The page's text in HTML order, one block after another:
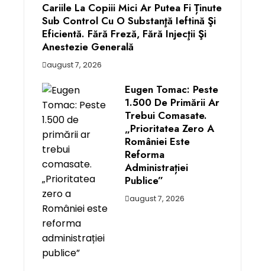
Cariile La Copiii Mici Ar Putea Fi Ținute
Sub Control Cu O Substanţă Ieftină Şi
Eficientă. Fără Freză, Fără Injecţii Şi
Anestezie Generală
august 7, 2026
Eugen Tomac: Peste
1.500 De Primării Ar
Trebui Comasate.
„Prioritatea Zero A
României Este
Reforma
Administrației
Publice”
august 7, 2026